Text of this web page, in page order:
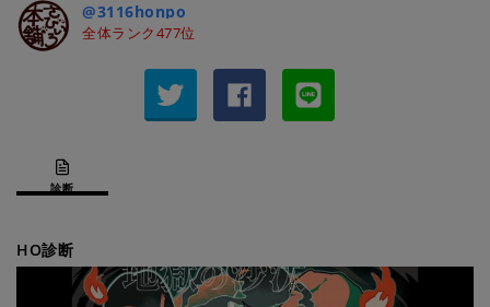
@3116honpo
全体ランク477位
診断
HO診断